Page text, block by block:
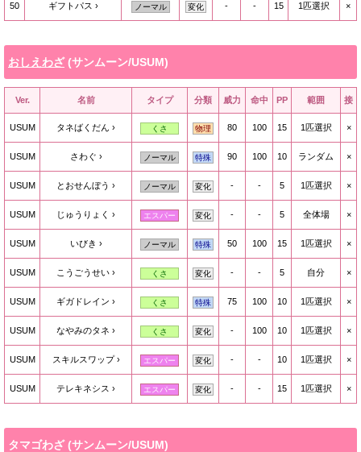
50 ギフトパス ノーマル 変化 - - 15 1匹選択 ×
おしえわざ(サンムーン/USUM)
Ver. 名前 タイプ 分類 威力 命中 PP 範囲 接
USUM タネばくだん くさ 物理 80 100 15 1匹選択 ×
USUM さわぐ ノーマル 特殊 90 100 10 ランダム ×
USUM とおせんぼう ノーマル 変化 - - 5 1匹選択 ×
USUM じゅうりょく エスパー 変化 - - 5 全体場 ×
USUM いびき ノーマル 特殊 50 100 15 1匹選択 ×
USUM こうごうせい くさ 変化 - - 5 自分 ×
USUM ギガドレイン くさ 特殊 75 100 10 1匹選択 ×
USUM なやみのタネ くさ 変化 - 100 10 1匹選択 ×
USUM スキルスワップ エスパー 変化 - - 10 1匹選択 ×
USUM テレキネシス エスパー 変化 - - 15 1匹選択 ×
タマゴわざ (サンムーン/USUM)